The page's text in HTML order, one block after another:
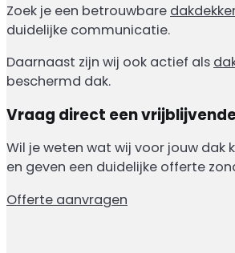
Zoek je een betrouwbare
duidelijke communicatie.
Daarnaast zijn wij ook actief als
beschermd dak.
Vraag direct een
Wil je weten wat wij voor jouw dak
en geven een duidelijke offerte
Offerte aanvragen